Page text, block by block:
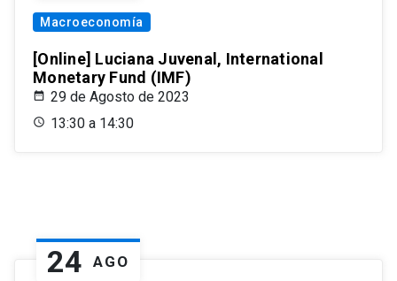
Macroeconomía
[Online] Luciana Juvenal, International
Monetary Fund (IMF)
29 de Agosto de 2023
13:30 a 14:30
24 AGO